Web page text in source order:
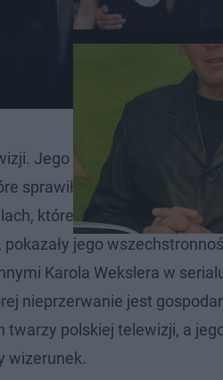
Jego popularność wynika
sprawiły, że od dekad cieszy
które dziś uchodzą za
jego
Karola Wekslera w
nieprzerwanie jest
twarzy polskiej telewizji, a
wizerunek.